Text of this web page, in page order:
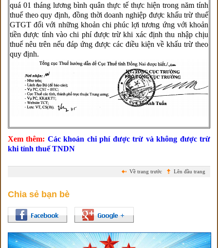
quá 01 tháng lương bình quân thực tế thực hiện trong năm tính
thuế theo quy định, đồng thời doanh nghiệp được khấu trừ thuế
GTGT đối với những khoản chi phúc lợi tương ứng với khoản
tiền được tính vào chi phí được trừ khi xác định thu nhập chịu
thuế nêu trên nếu đáp ứng được các điều kiện về khấu trừ theo
quy định.
Xem thêm: Các khoản chi phí được trừ và không được trừ
khi tính thuế TNDN
Lên đầu trang
Về trang trước
Chia sẻ bạn bè